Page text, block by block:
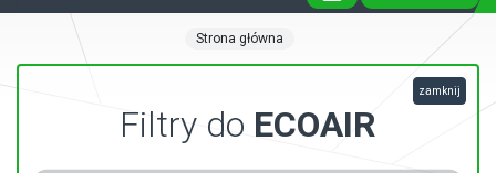
Strona główna
Filtry do ECOAIR
zamknij